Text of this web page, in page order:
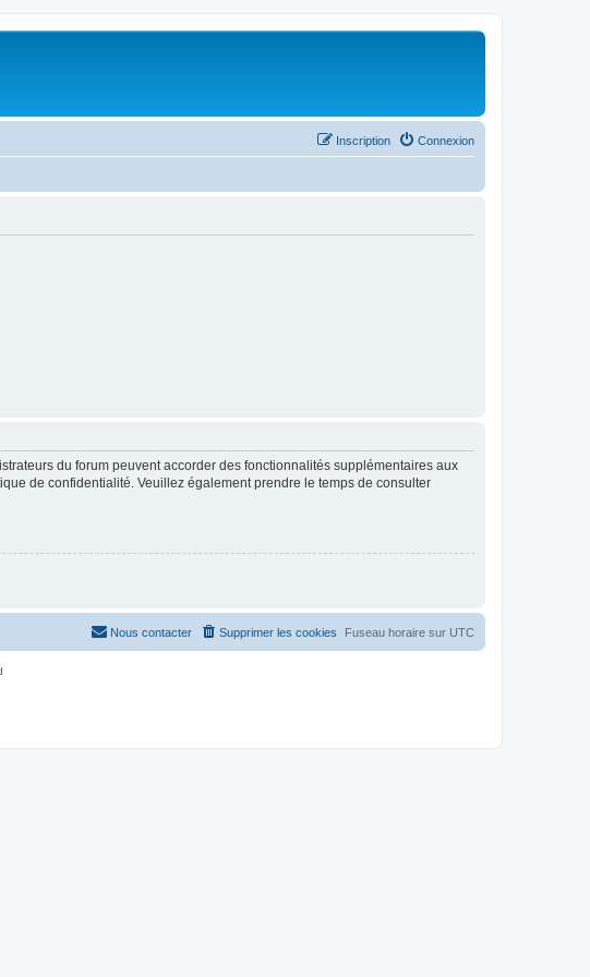
Connexion
Inscription
du forum peuvent accorder des fonctionnalités supplémentaires aux
de confidentialité. Veuillez également prendre le temps de consulter
Fuseau horaire sur UTC
Supprimer les cookies
Nous contacter